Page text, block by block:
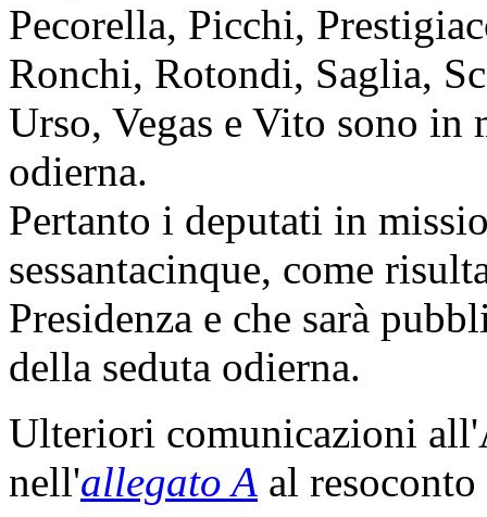
Pecorella, Picchi,
Ronchi, Rotondi, Saglia,
Urso, Vegas e Vito sono in
odierna.
Pertanto i deputati in
sessantacinque, come
Presidenza e che sarà
della seduta odierna.
Ulteriori comunicazioni
nell'allegato A al